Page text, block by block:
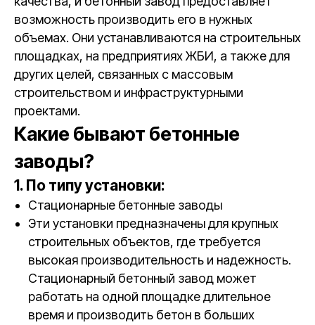
возможность производить его в нужных
объемах. Они устанавливаются на строительных
площадках, на предприятиях ЖБИ, а также для
других целей, связанных с массовым
строительством и инфраструктурными
проектами.
Какие бывают бетонные
заводы?
1. По типу установки:
Стационарные бетонные заводы
Эти установки предназначены для крупных
строительных объектов, где требуется
высокая производительность и надежность.
Стационарный бетонный завод может
работать на одной площадке длительное
время и производить бетон в больших